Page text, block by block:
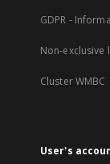
GDPR -
Non-exclusive
Cluster WMBC
User's